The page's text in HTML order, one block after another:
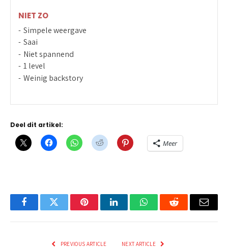
NIET ZO
Simpele weergave
Saai
Niet spannend
1 level
Weinig backstory
Deel dit artikel:
Meer
FacebookTwitter PinterestLinkedInWhatsAppReddit Email
PREVIOUS ARTICLE NEXT ARTICLE